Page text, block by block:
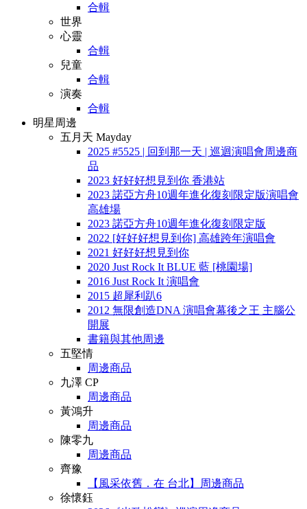
合輯
世界
心靈
合輯
兒童
合輯
演奏
合輯
明星周邊
五月天 Mayday
2025 #5525 | 回到那一天 | 巡迴演唱會周邊商
品
2023 好好好想見到你 香港站
2023 諾亞方舟10週年進化復刻限定版演唱會
高雄場
2023 諾亞方舟10週年進化復刻限定版
2022 [好好好想見到你] 高雄跨年演唱會
2021 好好好想見到你
2020 Just Rock It BLUE 藍 [桃園場]
2016 Just Rock It 演唱會
2015 超犀利趴6
2012 無限創造DNA 演唱會幕後之王 主腦公
開展
書籍與其他周邊
五堅情
周邊商品
九澤 CP
周邊商品
黃鴻升
周邊商品
陳零九
周邊商品
齊豫
【風采依舊．在 台北】周邊商品
徐懷鈺